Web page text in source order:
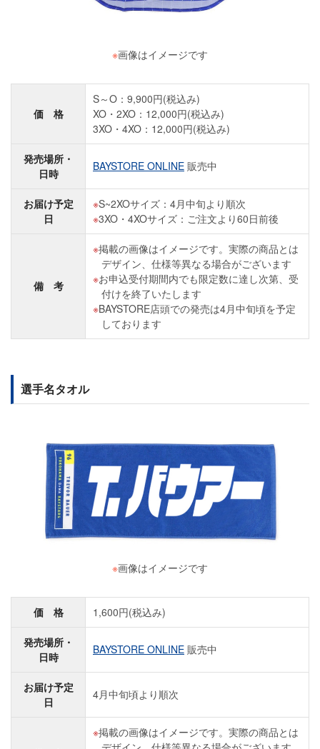
※画像はイメージです
価 格
S～O：9,900円(税込み)
XO・2XO：12,000円(税込み)
3XO・4XO：12,000円(税込み)
発売場所・
日時
BAYSTORE ONLINE 販売中
お届け予定
日
S~2XOサイズ：4月中旬より順次
3XO・4XOサイズ：ご注文より60日前後
備 考
掲載の画像はイメージです。実際の商品とは
デザイン、仕様等異なる場合がございます
お申込受付期間内でも限定数に達し次第、受
付けを終了いたします
BAYSTORE店頭での発売は4月中旬頃を予定
しております
選手名タオル
※画像はイメージです
価 格 1,600円(税込み)
発売場所・
日時
BAYSTORE ONLINE 販売中
お届け予定
日
4月中旬頃より順次
掲載の画像はイメージです。実際の商品とは